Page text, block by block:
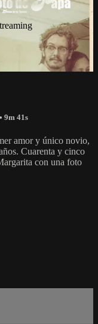
• 9m 41s
amor y único novio,
Cuarenta y cinco
con una foto